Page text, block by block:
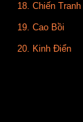
18. Chiến Tranh
19. Cao Bồi
20. Kinh Điển